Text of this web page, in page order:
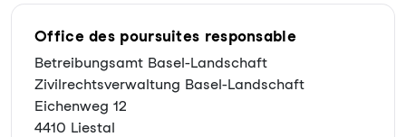
Office des poursuites responsable
Betreibungsamt Basel-Landschaft
Zivilrechtsverwaltung Basel-Landschaft
Eichenweg 12
4410 Liestal